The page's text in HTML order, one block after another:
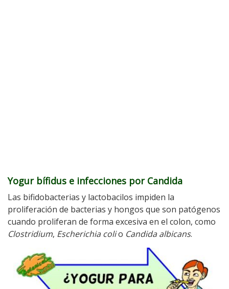
Yogur bífidus e infecciones por Candida
Las bifidobacterias y lactobacilos impiden la
proliferación de bacterias y hongos que son patógenos
cuando proliferan de forma excesiva en el colon, como
Clostridium, Escherichia colio Candida albicans.